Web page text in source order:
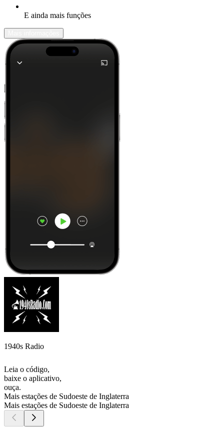
E ainda mais funções
1940s Radio
Leia o código,
baixe o aplicativo,
ouça.
Mais estações de Sudoeste de Inglaterra
Mais estações de Sudoeste de Inglaterra